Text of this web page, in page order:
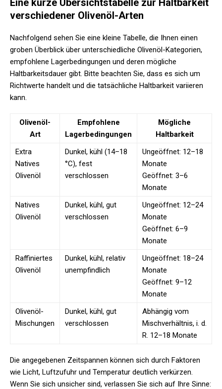
Eine kurze Übersichtstabelle zur Haltbarkeit
verschiedener Olivenöl-Arten
Nachfolgend sehen Sie eine kleine Tabelle, die Ihnen einen
groben Überblick über unterschiedliche Olivenöl-Kategorien,
empfohlene Lagerbedingungen und deren mögliche
Haltbarkeitsdauer gibt. Bitte beachten Sie, dass es sich um
Richtwerte handelt und die tatsächliche Haltbarkeit variieren
kann.
Olivenöl-
Art
Empfohlene
Lagerbedingungen
Mögliche
Haltbarkeit
Extra
Natives
Olivenöl
Dunkel, kühl (14–18
°C), fest
verschlossen
Ungeöffnet: 12–18
Monate
Geöffnet: 3–6
Monate
Natives
Olivenöl
Dunkel, kühl, gut
verschlossen
Ungeöffnet: 12–24
Monate
Geöffnet: 6–9
Monate
Raffiniertes
Olivenöl
Dunkel, kühl, relativ
unempfindlich
Ungeöffnet: 18–24
Monate
Geöffnet: 9–12
Monate
Olivenöl-
Mischungen
Dunkel, kühl, gut
verschlossen
Abhängig vom
Mischverhältnis, i. d.
R. 12–18 Monate
Die angegebenen Zeitspannen können sich durch Faktoren
wie Licht, Luftzufuhr und Temperatur deutlich verkürzen.
Wenn Sie sich unsicher sind, verlassen Sie sich auf Ihre Sinne: